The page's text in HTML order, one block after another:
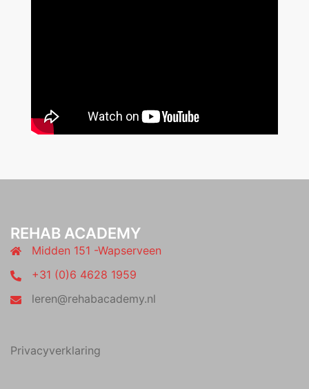
REHAB ACADEMY
Midden 151 -Wapserveen
+31 (0)6 4628 1959
leren@rehabacademy.nl
Privacyverklaring